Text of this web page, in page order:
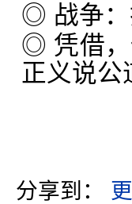
◎ 战争：
◎ 凭借，
正义说公
分享到：